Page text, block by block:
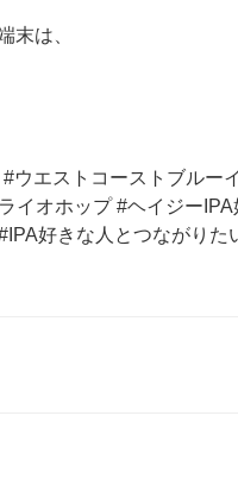
末は、
ウエストコーストブルー
イオホップ #ヘイジー
好きな人とつながり